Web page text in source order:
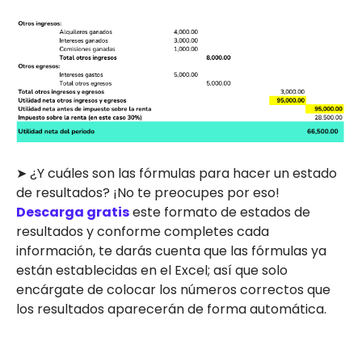
➤ ¿Y cuáles son las fórmulas para hacer un estado
de resultados? ¡No te preocupes por eso!
Descarga gratiseste formato de estados de
resultados y conforme completes cada
información, te darás cuenta que las fórmulas ya
están establecidas en el Excel; así que solo
encárgate de colocar los números correctos que
los resultados aparecerán de forma automática.